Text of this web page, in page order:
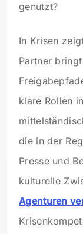
genutzt?
In Krisen
Partner
klare Rollen
die in der
Presse und
kulturelle
Agenturen